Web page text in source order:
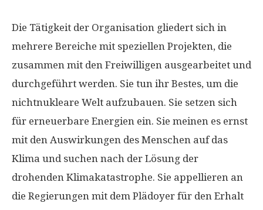
Die Tätigkeit der Organisation gliedert sich in
mehrere Bereiche mit speziellen Projekten, die
zusammen mit den Freiwilligen ausgearbeitet und
durchgeführt werden. Sie tun ihr Bestes, um die
nichtnukleare Welt aufzubauen. Sie setzen sich
für erneuerbare Energien ein. Sie meinen es ernst
mit den Auswirkungen des Menschen auf das
Klima und suchen nach der Lösung der
drohenden Klimakatastrophe. Sie appellieren an
die Regierungen mit dem Plädoyer für den Erhalt